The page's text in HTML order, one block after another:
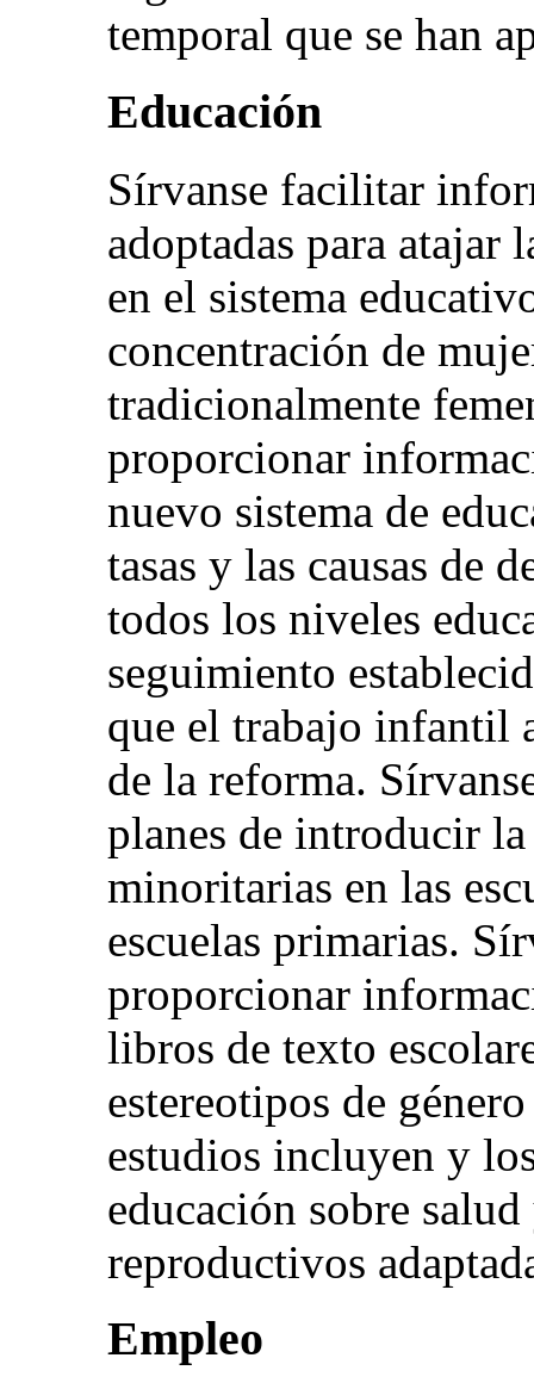
temporal que se han
Educación
Sírvanse facilitar
adoptadas para atajar
en el sistema
concentración de
tradicionalmente
proporcionar
nuevo sistema de
tasas y las causas de
todos los niveles
seguimiento
que el trabajo infantil
de la reforma.
planes de introducir la
minoritarias en las
escuelas primarias.
proporcionar
libros de texto
estereotipos de
estudios incluyen y
educación sobre
reproductivos
Empleo